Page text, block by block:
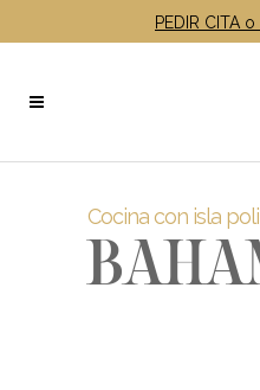
PEDIR CITA o
Cocina con isla